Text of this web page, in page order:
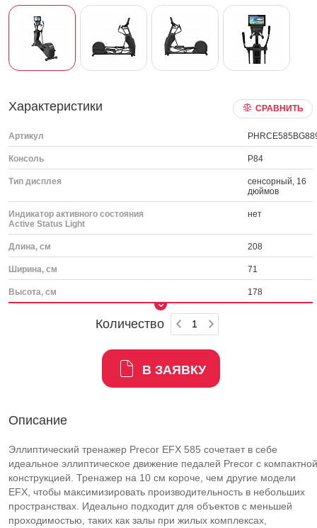
Характеристики СРАВНИТЬ
Артикул
Консоль P84
Тип дисплея
сенсорный, 16
дюймов
Индикатор активного состояния
Active Status Light
нет
Длина, см 208
Ширина, см 71
Высота, см 178
Количество
В ЗАЯВКУ
Описание
Эллиптический тренажер Precor EFX 585 сочетает в себе
идеальное эллиптическое движение педалей Precor с компактной
конструкцией. Тренажер на 10 см короче, чем другие модели
EFX, чтобы максимизировать производительность в небольших
пространствах. Идеально подходит для объектов с меньшей
проходимостью, таких как залы при жилых комплексах,